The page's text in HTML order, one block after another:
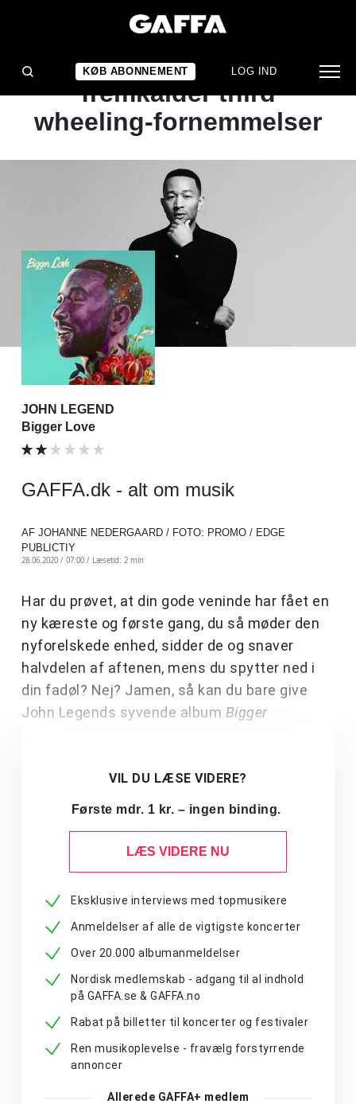
KØB ABONNEMENT LOG IND
ALBUMANMELDELSE
Flødealbum, der
fremkalder third
wheeling-fornemmelser
JOHN LEGEND
Bigger Love
GAFFA.dk - alt om musik
AF JOHANNE NEDERGAARD / FOTO: PROMO / EDGE
PUBLICTIY
28.06.2020 / 07:00 / Læsetid: 2 min
Har du prøvet, at din gode veninde har fået en
ny kæreste og første gang, du så møder den
nyforelskede enhed, sidder de og snaver
halvdelen af aftenen, mens du spytter ned i
din fadøl? Nej? Jamen, så kan du bare give
John Legends syvende album Bigger
VIL DU LÆSE VIDERE?
Første mdr. 1 kr. – ingen binding.
LÆS VIDERE NU
Eksklusive interviews med topmusikere
Anmeldelser af alle de vigtigste koncerter
Over 20.000 albumanmeldelser
Nordisk medlemskab - adgang til al indhold
på GAFFA.se & GAFFA.no
Rabat på billetter til koncerter og festivaler
Ren musikoplevelse - fravælg forstyrrende
annoncer
Allerede GAFFA+ medlem